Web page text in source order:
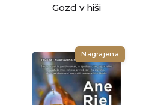
Gozd v hiši
Nagrajena